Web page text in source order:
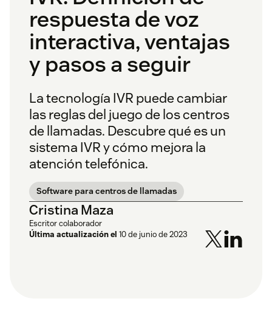
respuesta de voz
interactiva, ventajas
y pasos a seguir
La tecnología IVR puede cambiar
las reglas del juego de los centros
de llamadas. Descubre qué es un
sistema IVR y cómo mejora la
atención telefónica.
Software para centros de llamadas
Cristina Maza
Escritor colaborador
Última actualización el 10 de junio de 2023